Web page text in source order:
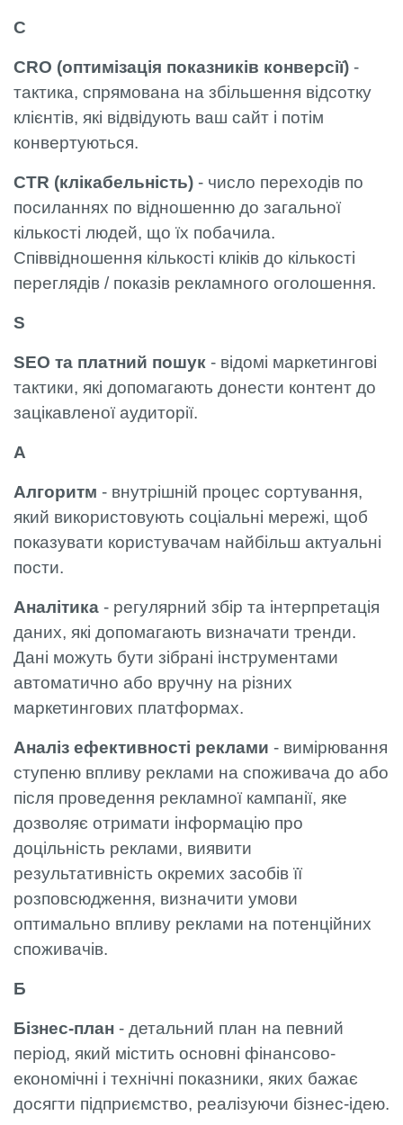
C
CRO (оптимізація показників конверсії) -
тактика, спрямована на збільшення відсотку
клієнтів, які відвідують ваш сайт і потім
конвертуються.
CTR (клікабельність) - число переходів по
посиланнях по відношенню до загальної
кількості людей, що їх побачила.
Співвідношення кількості кліків до кількості
переглядів / показів рекламного оголошення.
S
SEO та платний пошук - відомі маркетингові
тактики, які допомагають донести контент до
зацікавленої аудиторії.
А
Алгоритм - внутрішній процес сортування,
який використовують соціальні мережі, щоб
показувати користувачам найбільш актуальні
пости.
Аналітика - регулярний збір та інтерпретація
даних, які допомагають визначати тренди.
Дані можуть бути зібрані інструментами
автоматично або вручну на різних
маркетингових платформах.
Аналіз ефективності реклами - вимірювання
ступеню впливу реклами на споживача до або
після проведення рекламної кампанії, яке
дозволяє отримати інформацію про
доцільність реклами, виявити
результативність окремих засобів її
розповсюдження, визначити умови
оптимально впливу реклами на потенційних
споживачів.
Б
Бізнес-план - детальний план на певний
період, який містить основні фінансово-
економічні і технічні показники, яких бажає
досягти підприємство, реалізуючи бізнес-ідею.